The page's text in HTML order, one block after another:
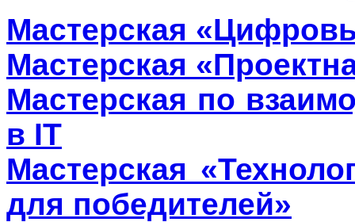
Мастерская
Мастерская
Мастерская по
в IT
Мастерская
для победителей»